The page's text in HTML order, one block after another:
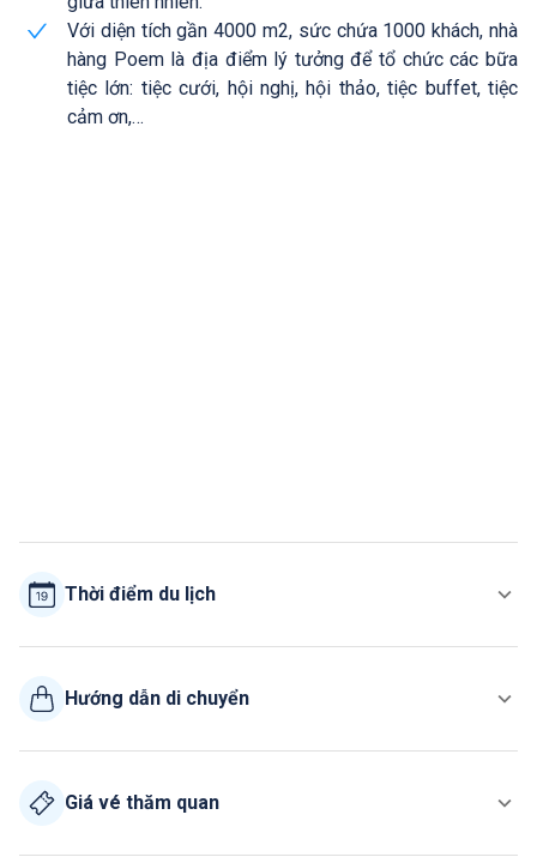
Với diện tích gần 4000 m2, sức chứa 1000 khách, nhà
hàng Poem là địa điểm lý tưởng để tổ chức các bữa
tiệc lớn: tiệc cưới, hội nghị, hội thảo, tiệc buffet, tiệc
cảm ơn,…
Thời điểm du lịch
Hướng dẫn di chuyển
Giá vé thăm quan